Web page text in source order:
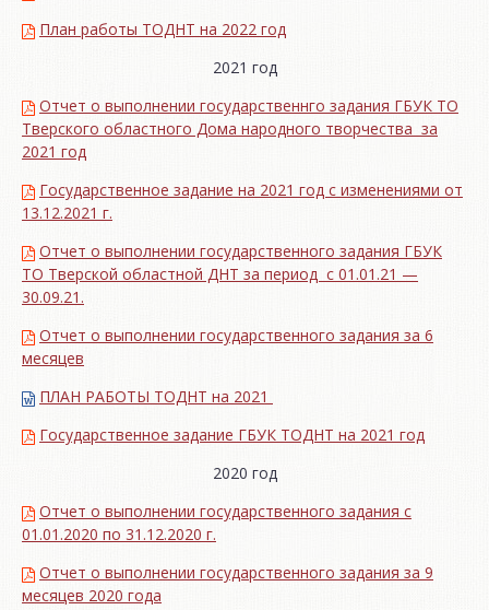
План работы ТОДНТ на 2022 год
2021 год
Отчет о выполнении государственнго задания ГБУК ТО
Тверского областного Дома народного творчества за
2021 год
Государственное задание на 2021 год с изменениями от
13.12.2021 г.
Отчет о выполнении государственного задания ГБУК
ТО Тверской областной ДНТ за период с 01.01.21 —
30.09.21.
Отчет о выполнении государственного задания за 6
месяцев
ПЛАН РАБОТЫ ТОДНТ на 2021
Государственное задание ГБУК ТОДНТ на 2021 год
2020 год
Отчет о выполнении государственного задания с
01.01.2020 по 31.12.2020 г.
Отчет о выполнении государственного задания за 9
месяцев 2020 года